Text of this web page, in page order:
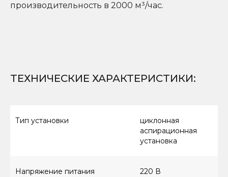
производительность в 2000 м³/час.
ТЕХНИЧЕСКИЕ ХАРАКТЕРИСТИКИ:
Тип установки
циклонная
аспирационная
установка
Напряжение питания 220 В